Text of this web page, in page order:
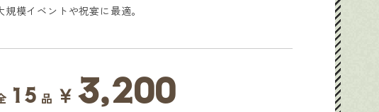
イスグリルチキン
規模イベントや祝宴に最適。
15 品 ￥3,200